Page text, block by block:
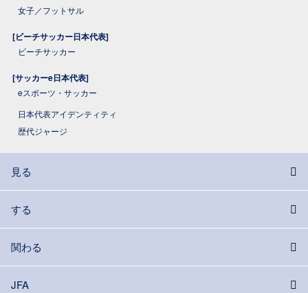
女子／フットサル
[ビーチサッカー日本代表]
ビーチサッカー
[サッカーe日本代表]
eスポーツ・サッカー
日本代表アイデンティティ
歴代ジャージ
見る
する
関わる
JFA